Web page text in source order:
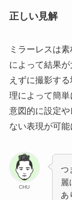
正しい見解
ミラーレスは
によって結果
えずに撮影す
理によって簡単
意図的に設定
ない表現が可能
CHU
つ
麗
あ